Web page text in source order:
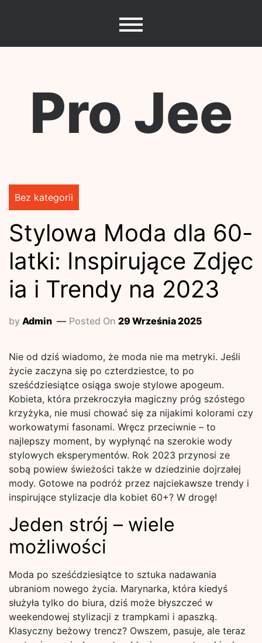
Pro Jee
Bez kategorii
Stylowa Moda dla 60-
latki: Inspirujące Zdjęc
ia i Trendy na 2023
by Admin Posted On 29 Września 2025
Nie od dziś wiadomo, że moda nie ma metryki. Jeśli
życie zaczyna się po czterdziestce, to po
sześćdziesiątce osiąga swoje stylowe apogeum.
Kobieta, która przekroczyła magiczny próg szóstego
krzyżyka, nie musi chować się za nijakimi kolorami czy
workowatymi fasonami. Wręcz przeciwnie – to
najlepszy moment, by wypłynąć na szerokie wody
stylowych eksperymentów. Rok 2023 przynosi ze
sobą powiew świeżości także w dziedzinie dojrzałej
mody. Gotowe na podróż przez najciekawsze trendy i
inspirujące stylizacje dla kobiet 60+? W drogę!
Jeden strój – wiele
możliwości
Moda po sześćdziesiątce to sztuka nadawania
ubraniom nowego życia. Marynarka, która kiedyś
służyła tylko do biura, dziś może błyszczeć w
weekendowej stylizacji z trampkami i apaszką.
Klasyczny beżowy trencz? Owszem, pasuje, ale teraz